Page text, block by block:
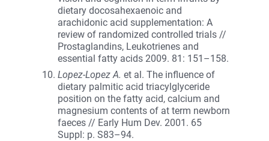
dietary docosahexaenoic and
arachidonic acid supplementation: A
review of randomized controlled trials //
Prostaglandins, Leukotrienes and
essential fatty acids 2009. 81: 151–158.
Lopez-Lopez A. et al. The influence of
dietary palmitic acid triacylglyceride
position on the fatty acid, calcium and
magnesium contents of at term newborn
faeces // Early Hum Dev. 2001. 65
Suppl: p. S83–94.